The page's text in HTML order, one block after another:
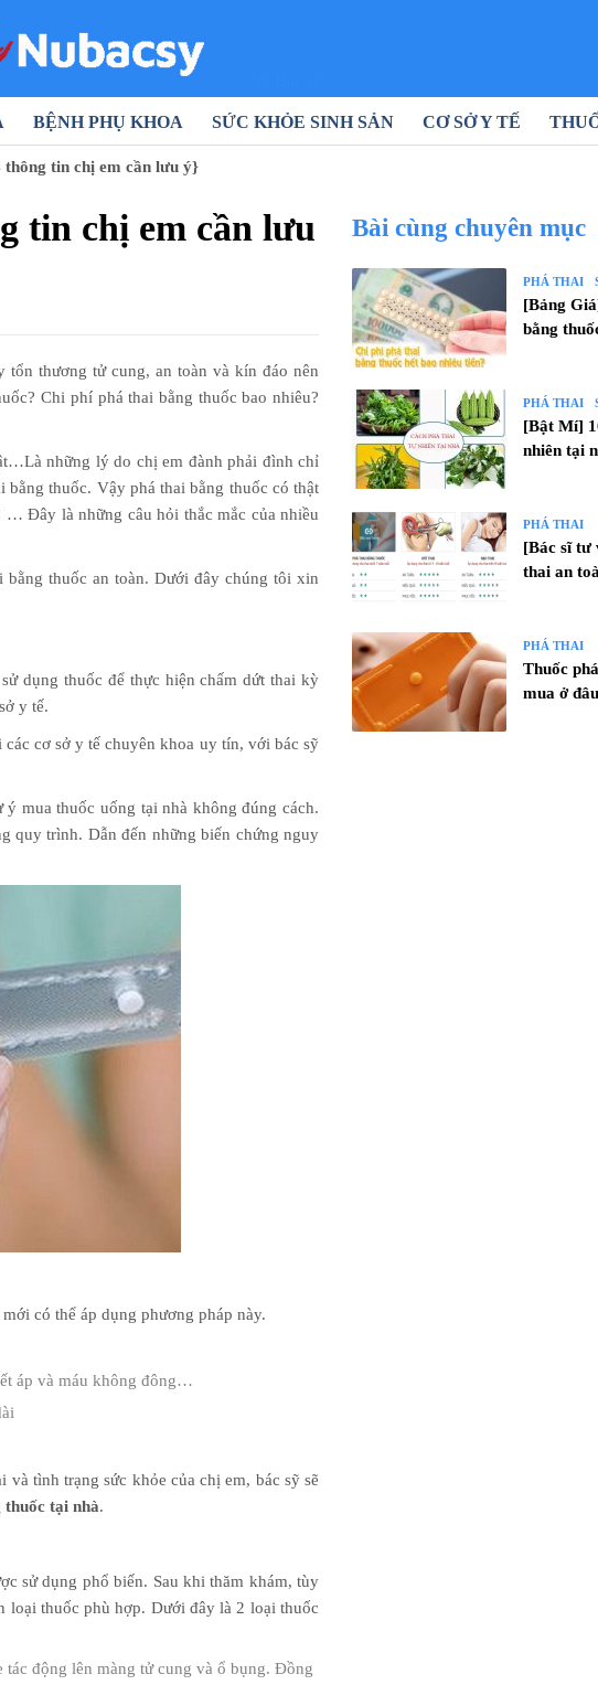
BỆNH PHỤ KHOA SỨC KHỎE SINH SẢN CƠ SỞ Y TẾ
tin chị em cần lưu ý}
tin chị em cần lưu
tổn thương tử cung, an toàn và kín đáo nên
Chi phí phá thai bằng thuốc bao nhiêu?
những lý do chị em đành phải đình chỉ
bằng thuốc. Vậy phá thai bằng thuốc có thật
… Đây là những câu hỏi thắc mắc của nhiều
thuốc an toàn. Dưới đây chúng tôi xin
dụng thuốc để thực hiện chấm dứt thai kỳ
y tế.
cơ sở y tế chuyên khoa uy tín, với bác sỹ
mua thuốc uống tại nhà không đúng cách.
quy trình. Dẫn đến những biến chứng nguy
có thể áp dụng phương pháp này.
áp và máu không đông…
tình trạng sức khỏe của chị em, bác sỹ sẽ
thuốc tại nhà.
sử dụng phổ biến. Sau khi thăm khám, tùy
loại thuốc phù hợp. Dưới đây là 2 loại thuốc
động lên màng tử cung và ổ bụng. Đồng
Bài cùng chuyên mục
PHÁ THAI
[Bảng
bằng
PHÁ THAI
[Bật Mí]
nhiên tại
PHÁ THAI
[Bác sĩ tư
thai an
PHÁ THAI
Thuốc
mua ở